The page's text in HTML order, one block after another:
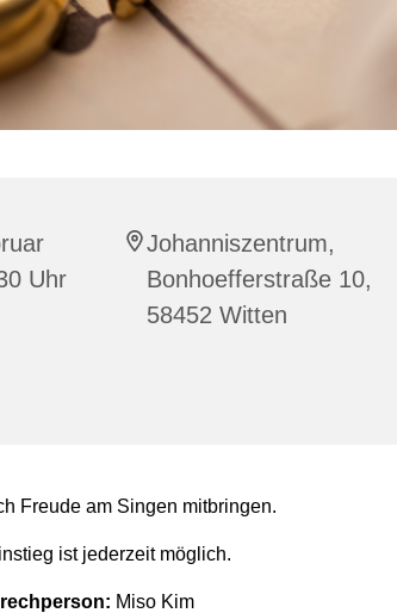
Uhr
Johanniszentrum,
Bonhoefferstraße 10,
58452 Witten
Freude am Singen mitbringen.
ist jederzeit möglich.
Miso Kim